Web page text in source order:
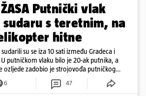
Putnički vlak
sudaru s teretnim, na
hitne
su se iza 10 sati između Gradeca i
putničkom vlaku bilo je 20-ak putnika, a
ozljede zadobio je strojovođa putničkog
6 47